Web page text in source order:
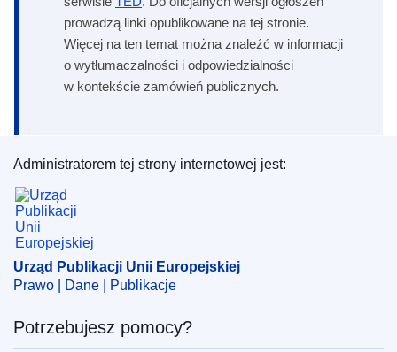
prowadzą linki opublikowane na tej stronie.
Więcej na ten temat można znaleźć w informacji
o wytłumaczalności i odpowiedzialności
w kontekście zamówień publicznych.
Urząd Publikacji Unii Europejskiej
Administratorem tej strony internetowej jest:
Urząd Publikacji Unii Europejskiej
Prawo | Dane | Publikacje
Potrzebujesz pomocy?